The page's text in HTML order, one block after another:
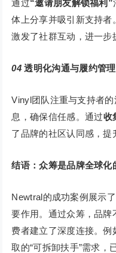
通过“邀请朋友解锁福利”
体上分享并吸引新支持者
激发了社群互动，进一步
04 透明化沟通与履约管理
Vinyl团队注重与支持者
息，确保信任感。通过收
了品牌的社区认同感，提
结语：众筹是品牌全球化
Newtral的成功案例展示
要作用。通过众筹，品牌
费者建立了深度连接。
取的“可拆卸扶手”需求，